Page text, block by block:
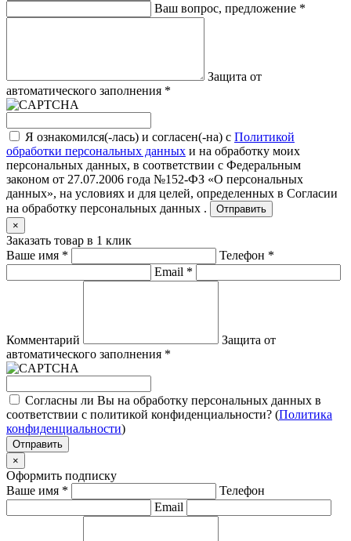
Ваш вопрос, предложение *
Защита от
автоматического заполнения *
Я ознакомился(-лась) и согласен(-на) с Политикой
обработки персональных данных и на обработку моих
персональных данных, в соответствии с Федеральным
законом от 27.07.2006 года №152-ФЗ «О персональных
данных», на условиях и для целей, определенных в Согласии
на обработку персональных данных .
Отправить
×
Заказать товар в 1 клик
Ваше имя * Телефон *
Email *
Комментарий
Защита от
автоматического заполнения *
Согласны ли Вы на обработку персональных данных в
соответствии с политикой конфиденциальности? (Политика
конфиденциальности)
Отправить
×
Оформить подписку
Ваше имя *
Телефон
Email